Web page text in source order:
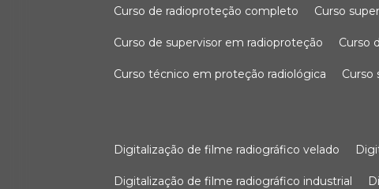
curso de radioproteção completo curso
curso de supervisor em radioproteção curso
curso técnico em proteção radiológica
digitalização de filme radiográfico velado
digitalização de filme radiográfico industrial